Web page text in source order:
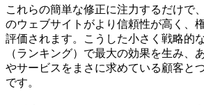
これらの簡単な修正に注力するだけで
のウェブサイトがより信頼性が高く、
評価されます。こうした小さく戦略的
（ランキング）で最大の効果を生み、
やサービスをまさに求めている顧客と
です。